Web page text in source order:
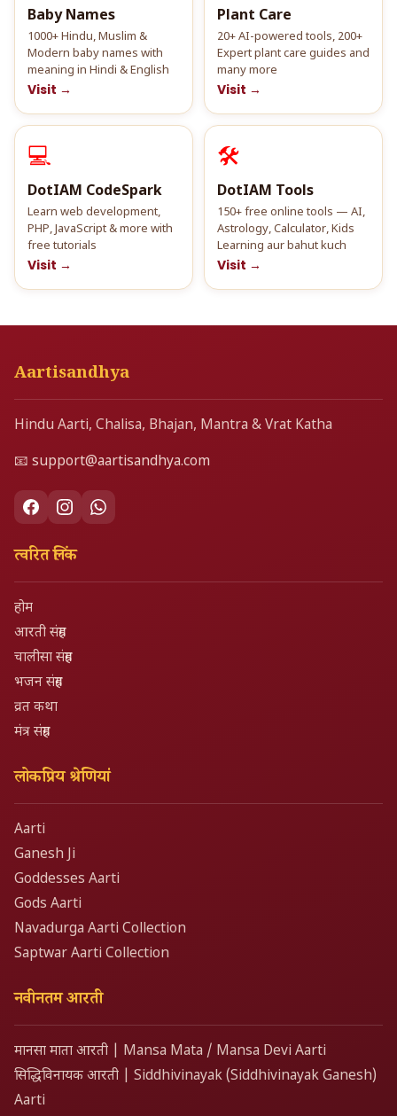
Baby Names
1000+ Hindu, Muslim &
Modern baby names with
meaning in Hindi & English
Visit →
Plant Care
20+ AI-powered tools, 200+
Expert plant care guides and
many more
Visit →
💻
DotIAM CodeSpark
Learn web development,
PHP, JavaScript & more with
free tutorials
Visit →
🛠️
DotIAM Tools
150+ free online tools — AI,
Astrology, Calculator, Kids
Learning aur bahut kuch
Visit →
Aartisandhya
Hindu Aarti, Chalisa, Bhajan, Mantra & Vrat Katha
📧 support@aartisandhya.com
त्वरित लिंक
होम
आरती संग्रह
चालीसा संग्रह
भजन संग्रह
व्रत कथा
मंत्र संग्रह
लोकप्रिय श्रेणियां
Aarti
Ganesh Ji
Goddesses Aarti
Gods Aarti
Navadurga Aarti Collection
Saptwar Aarti Collection
नवीनतम आरती
मानसा माता आरती | Mansa Mata / Mansa Devi Aarti
सिद्धिविनायक आरती | Siddhivinayak (Siddhivinayak Ganesh)
Aarti